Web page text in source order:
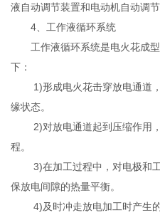
液自动调节装置和电动机自动调节
4、工作液循环系统
工作液循环系统是电火花成型
下：
1)形成电火花击穿放电通道，
缘状态。
2)对放电通道起到压缩作用，
程。
3)在加工过程中，对电极和工
保放电间隙的热量平衡。
4)及时冲走放电加工时产生的